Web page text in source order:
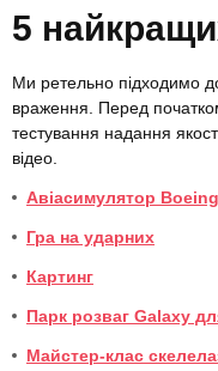
5
Ми ретельно підходимо
враження. Перед
тестування надання
відео.
Авіасимулятор
Гра на ударних
Картинг
Парк розваг Galaxy
Майстер-клас